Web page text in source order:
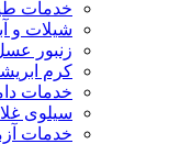
خدمات
شیلات و
زنبور
کرم
خدمات
سیلوی
خدمات